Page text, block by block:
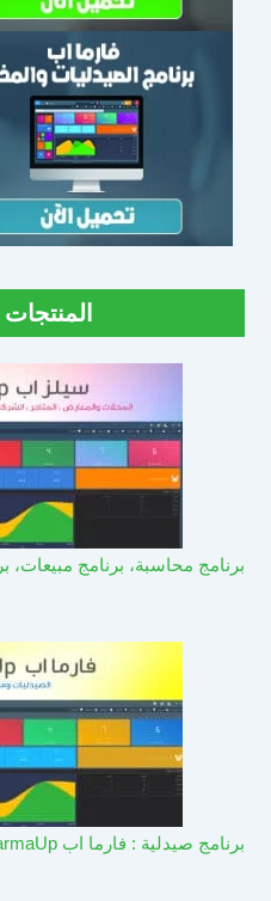
برنامج محاسبة، برنامج مبيعات،
برنامج صيدلية : فارما اب PharmaUp​